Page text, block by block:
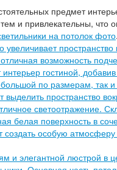
предмет
и привлекательны,
на потолок фото.